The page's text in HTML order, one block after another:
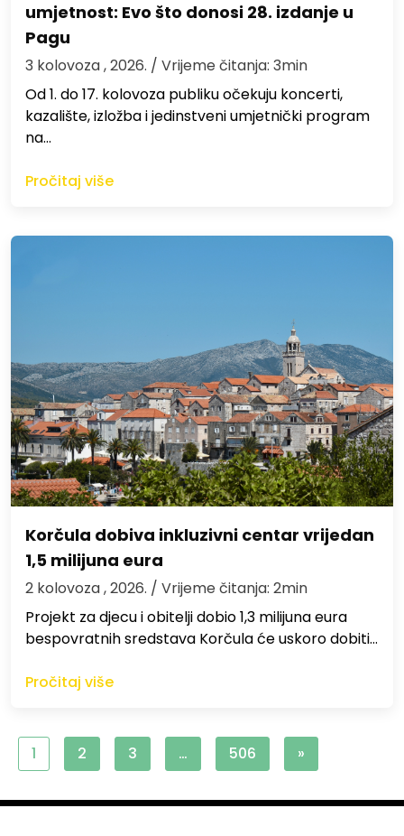
umjetnost: Evo što donosi 28. izdanje u
Pagu
3 kolovoza , 2026. / Vrijeme čitanja: 3min
Od 1. do 17. kolovoza publiku očekuju koncerti,
kazalište, izložba i jedinstveni umjetnički program
na…
Pročitaj više
Korčula dobiva inkluzivni centar vrijedan
1,5 milijuna eura
2 kolovoza , 2026. / Vrijeme čitanja: 2min
Projekt za djecu i obitelji dobio 1,3 milijuna eura
bespovratnih sredstava Korčula će uskoro dobiti…
Pročitaj više
1 2 3 … 506 »